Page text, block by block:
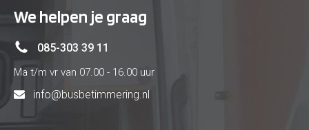
We helpen je graag
085-303 39 11
Ma t/m vr van 07.00 - 16.00 uur
info@busbetimmering.nl